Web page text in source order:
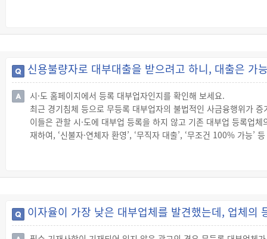
※ 위반행위의 횟수에 따른 과태료의 과중된 부과기준은 최근 3년
☞ “대부업자”란 「대부업 등의 등록 및 금융이용자 보호에 관한 법
말합니다.
☞ 등록 또는 등록 갱신을 하지 않고 대부업을 한 자는 10년 이하의
◇ 대부중개업자
☞ “대부중개업”이란 이익을 얻을 목적으로 계속적이거나 반복적
중개업자”란 「대부업 등의 등록 및 금융이용자 보호에 관한 법률
신용불량자로 대부대출을 받으려고 하니, 대출은
시·도 홈페이지에서 등록 대부업자인지를 확인해 보세요.
최근 경기침체 등으로 무등록 대부업자의 불법적인 사금융행위가 증
이들은 관할 시·도에 대부업 등록을 하지 않고 기존 대부업 등록업
재하여, ‘신불자·연체자 환영’, ‘무직자 대출’, ‘무조건 100% 가능
도지사에게 등록해야 합니다.
☞ 등록을 하지 않고 대부업 또는 대부중개업을 하거나 속임수나 그
이자율이 가장 낮은 대부업체를 발견했는데, 업체의